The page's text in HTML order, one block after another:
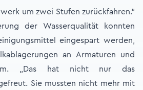
um zwei Stufen zurückfahren.“
der Wasserqualität konnten
eingespart werden,
an Armaturen und
„Das hat nicht nur das
Sie mussten nicht mehr mit